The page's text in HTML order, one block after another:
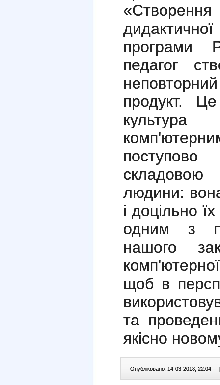
програми
педагог
продукт.
складовою
людини:
і доцільно
одним з
нашого
щоб в
та
якісно
Опубліковано: 14-03-2018, 22:04 |